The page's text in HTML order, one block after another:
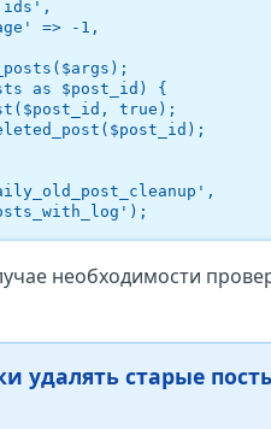
необходимости
удалять старые